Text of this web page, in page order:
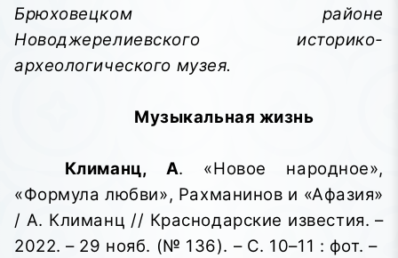
Брюховецком районе
Новоджерелиевского историко-
археологического музея.
Музыкальная жизнь
Климанц, А. «Новое народное»,
«Формула любви», Рахманинов и «Афазия»
/ А. Климанц // Краснодарские известия. –
2022. – 29 нояб. (№ 136). – С. 10–11 : фот. –